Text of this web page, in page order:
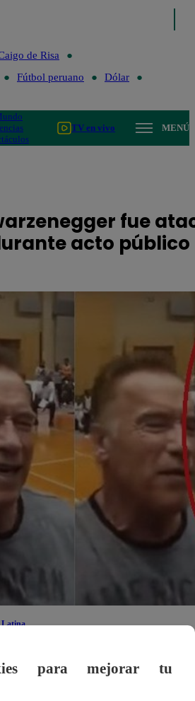
de Risa
Fútbol peruano
Dólar
TV en vivo MENÚ
fue
acto
Latina
Schwarzenegger fue
para mejorar tu